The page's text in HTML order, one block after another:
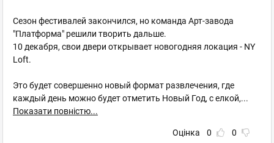
Сезон фестивалей закончился, но команда Арт-завода
"Платформа" решили творить дальше.
10 декабря, свои двери открывает новогодняя локация - NY
Loft.
Это будет совершенно новый формат развлечения, где
каждый день можно будет отметить Новый Год, с елкой,...
Показати повністю...
Оцінка 0
0